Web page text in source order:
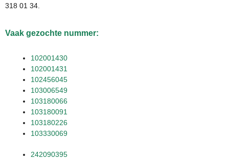
318 01 34.
Vaak gezochte nummer:
102001430
102001431
102456045
103006549
103180066
103180091
103180226
103330069
242090395